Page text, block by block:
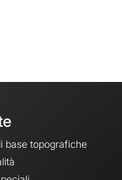
base topografiche